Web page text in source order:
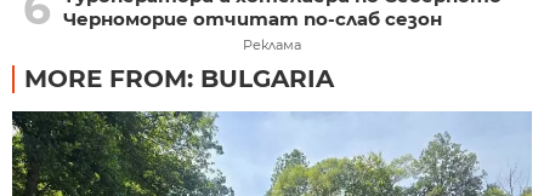
Черноморие отчитат по-слаб сезон
Реклама
MORE FROM: BULGARIA